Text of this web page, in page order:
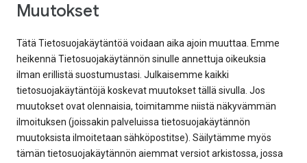
Muutokset
Tätä Tietosuojakäytäntöä voidaan aika ajoin muuttaa. Emme
heikennä Tietosuojakäytännön sinulle annettuja oikeuksia
ilman erillistä suostumustasi. Julkaisemme kaikki
tietosuojakäytäntöjä koskevat muutokset tällä sivulla. Jos
muutokset ovat olennaisia, toimitamme niistä näkyvämmän
ilmoituksen (joissakin palveluissa tietosuojakäytännön
muutoksista ilmoitetaan sähköpostitse). Säilytämme myös
tämän tietosuojakäytännön aiemmat versiot arkistossa, jossa